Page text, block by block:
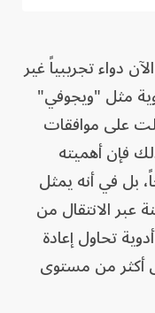
دواء تجريبياً غير
مثل "ويجوفي"
على موافقات
فإن أهميته
بل في أنه يمثل
عبر الانتقال من
تحاول إعادة
أكثر من مستوى